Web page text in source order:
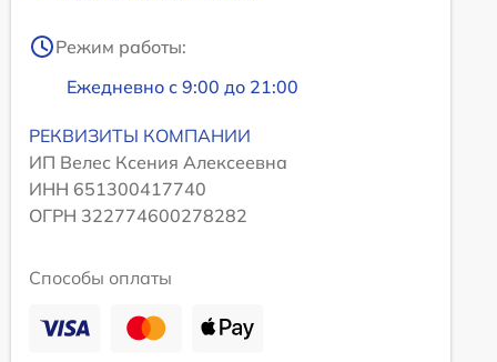
Режим работы:
Ежедневно с 9:00 до 21:00
РЕКВИЗИТЫ КОМПАНИИ
ИП Велес Ксения Алексеевна
ИНН 651300417740
ОГРН 322774600278282
Способы оплаты